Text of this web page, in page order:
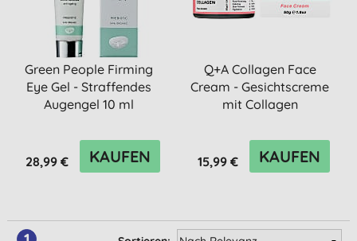
Green People Firming
Eye Gel - Straffendes
Augengel 10 ml
28,99 € KAUFEN
Q+A Collagen Face
Cream - Gesichtscreme
mit Collagen
15,99 € KAUFEN